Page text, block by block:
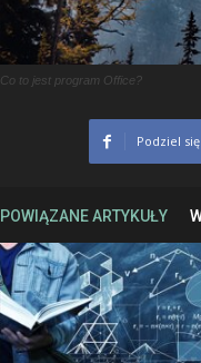
Co to jest program Office?
Podziel
POWIĄZANE ARTYKUŁY